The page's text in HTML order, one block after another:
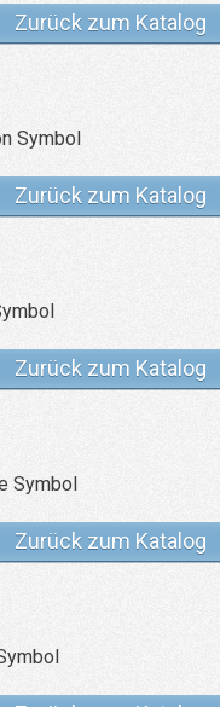
Zurück zum Katalog
Zurück zum Katalog
Zurück zum Katalog
Zurück zum Katalog